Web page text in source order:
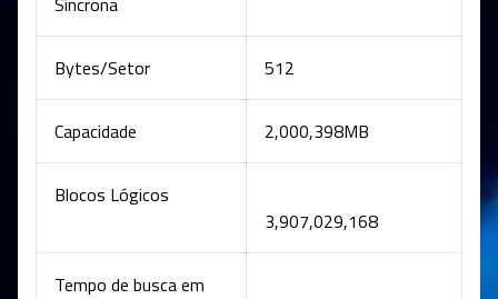
Bytes/Setor 512
Capacidade 2,000,398MB
Blocos Lógicos
3,907,029,168
Tempo de busca em